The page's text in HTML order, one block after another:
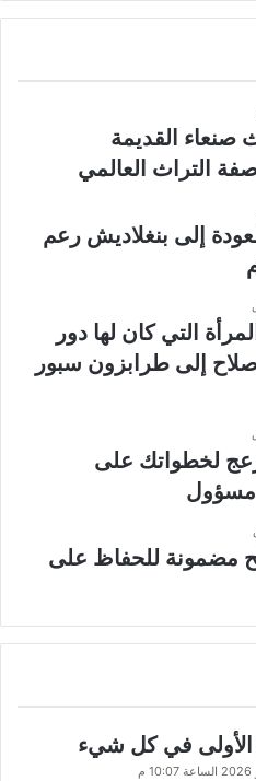
القديمة
التراث العالمي
إلى بنغلاديش رعم
التي كان لها دور
إلى طرابزون سبور
لخطواتك على
مضمونة للحفاظ على
الأولى في كل شيء